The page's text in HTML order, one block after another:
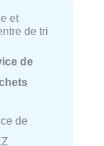
et
de tri
de
de